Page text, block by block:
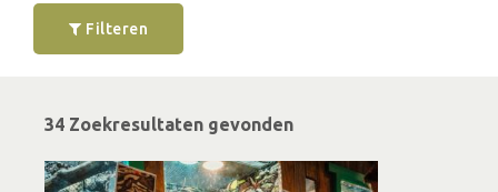
Filteren
34 Zoekresultaten gevonden